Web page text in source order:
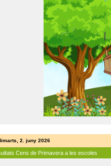
2. juny 2026
Cens de Primavera a les escoles